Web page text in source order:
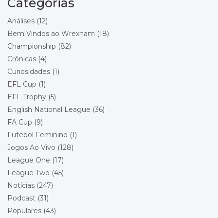
Local: Racecourse Ground
Championship - Round 21
Bolton Wanderers
Wrexham
Local: Toughsheet Community Stadium
Championship - Round 22
Wrexham
Queens Park Rangers
Local: Racecourse Ground
Championship - Round 23
Stoke City
Wrexham
Local: Bet365 Stadium
Championship - Round 24
Wrexham
Blackburn Rovers
Categorias
Análises (12)
Bem Vindos ao Wrexham (18)
Championship (82)
Crônicas (4)
Curiosidades (1)
EFL Cup (1)
EFL Trophy (5)
English National League (36)
FA Cup (9)
Futebol Feminino (1)
Jogos Ao Vivo (128)
League One (17)
League Two (45)
Notícias (247)
Podcast (31)
Populares (43)